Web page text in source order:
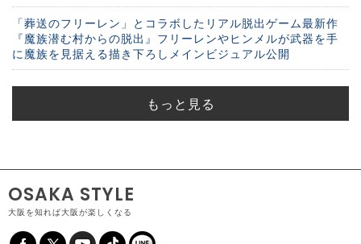
「葬送のフリーレン」とコラボしたリアル脱出ゲーム最新作
『魔族潜む村からの脱出』フリーレンやヒンメルが武器を手
に魔族を見据える描き下ろしメインビジュアル公開
もっと見る
OSAKA STYLE
大阪を知れば大阪が楽しくなる